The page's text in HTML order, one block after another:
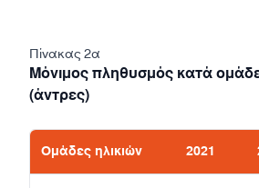
Πίνακας 2α
Μόνιμος πληθυσμός κατά
(άντρες)
Ομάδες ηλικιών 2021